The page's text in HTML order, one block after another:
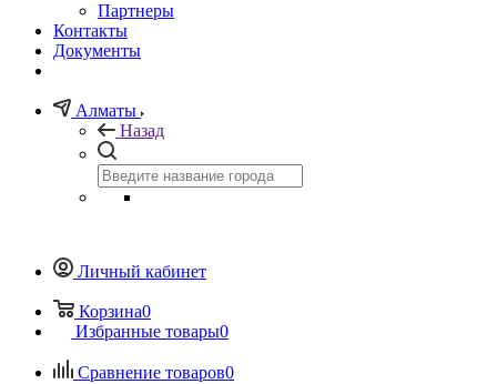
Партнеры
Контакты
Документы
Алматы
Назад
Личный кабинет
Корзина0
Избранные товары0
Сравнение товаров0